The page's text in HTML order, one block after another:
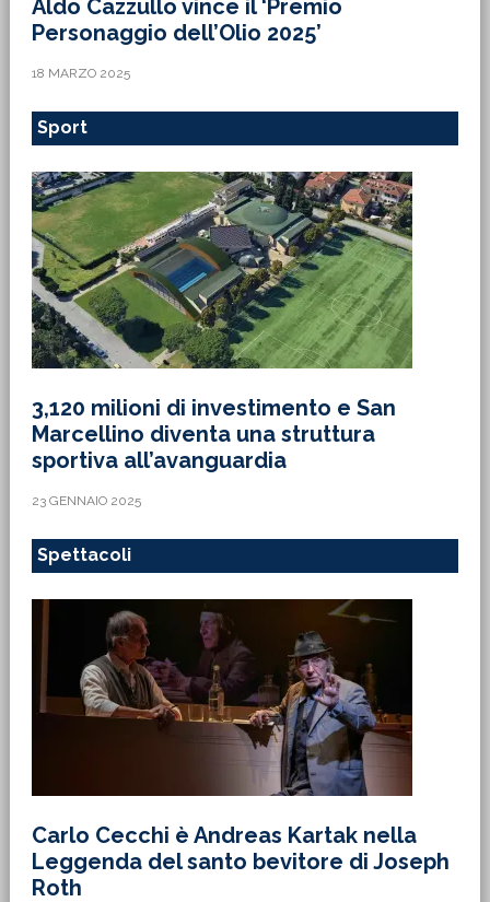
Aldo Cazzullo vince il ‘Premio
Personaggio dell’Olio 2025’
18 MARZO 2025
Sport
3,120 milioni di investimento e San
Marcellino diventa una struttura
sportiva all’avanguardia
23 GENNAIO 2025
Spettacoli
Carlo Cecchi è Andreas Kartak nella
Leggenda del santo bevitore di Joseph
Roth